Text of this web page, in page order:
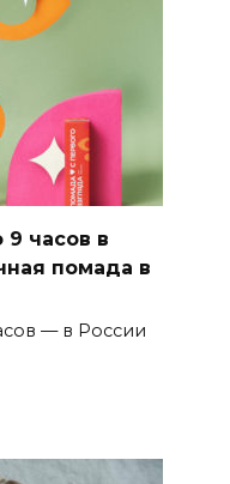
часов в
помада в
— в России